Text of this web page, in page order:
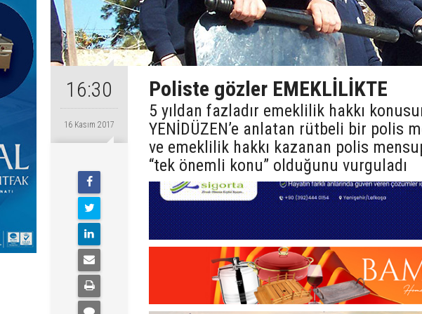
16:30
16 Kasım 2017
Poliste gözler EMEKLİLİKTE
5 yıldan fazladır emeklilik hakkı
YENİDÜZEN’e anlatan rütbeli bir polis
ve emeklilik hakkı kazanan polis
“tek önemli konu” olduğunu vurguladı